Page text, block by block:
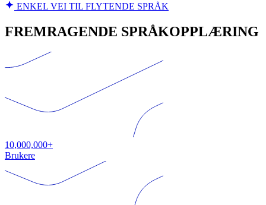
ENKEL VEI TIL FLYTENDE SPRÅK
FREMRAGENDE SPRÅKOPPLÆRING
10,000,000+
Brukere